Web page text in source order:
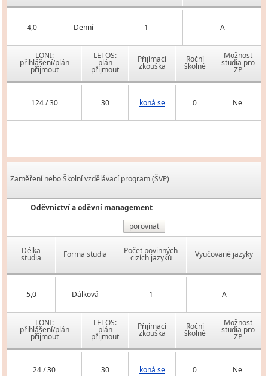
4,0 Denní 1 A
LONI:
přihlášení/plán
přijmout
LETOS:
plán
přijmout
Přijímací
zkouška
Roční
školné
Možnost
studia pro
ZP
124 / 30 30 koná se 0 Ne
Zaměření nebo Školní vzdělávací program (ŠVP)
Oděvnictví a oděvní management
porovnat
Délka
studia Forma studia Počet povinných
cizích jazyků Vyučované jazyky
5,0 Dálková 1 A
LONI:
přihlášení/plán
přijmout
LETOS:
plán
přijmout
Přijímací
zkouška
Roční
školné
Možnost
studia pro
ZP
24 / 30 30 koná se 0 Ne